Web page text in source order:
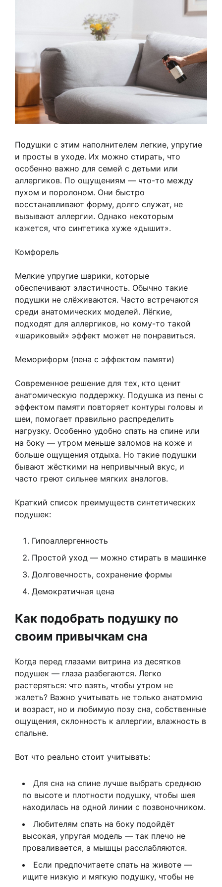
Подушки с этим наполнителем легкие, упругие
и просты в уходе. Их можно стирать, что
особенно важно для семей с детьми или
аллергиков. По ощущениям — что-то между
пухом и поролоном. Они быстро
восстанавливают форму, долго служат, не
вызывают аллергии. Однако некоторым
кажется, что синтетика хуже «дышит».
Комфорель
Мелкие упругие шарики, которые
обеспечивают эластичность. Обычно такие
подушки не слёживаются. Часто встречаются
среди анатомических моделей. Лёгкие,
подходят для аллергиков, но кому-то такой
«шариковый» эффект может не понравиться.
Мемориформ (пена с эффектом памяти)
Современное решение для тех, кто ценит
анатомическую поддержку. Подушка из пены с
эффектом памяти повторяет контуры головы и
шеи, помогает правильно распределить
нагрузку. Особенно удобно спать на спине или
на боку — утром меньше заломов на коже и
больше ощущения отдыха. Но такие подушки
бывают жёсткими на непривычный вкус, и
часто греют сильнее мягких аналогов.
Краткий список преимуществ синтетических
подушек:
Гипоаллергенность
Простой уход — можно стирать в машинке
Долговечность, сохранение формы
Демократичная цена
Как подобрать подушку по
своим привычкам сна
Когда перед глазами витрина из десятков
подушек — глаза разбегаются. Легко
растеряться: что взять, чтобы утром не
жалеть? Важно учитывать не только анатомию
и возраст, но и любимую позу сна, собственные
ощущения, склонность к аллергии, влажность в
спальне.
Вот что реально стоит учитывать:
Для сна на спине лучше выбрать среднюю
по высоте и плотности подушку, чтобы шея
находилась на одной линии с позвоночником.
Любителям спать на боку подойдёт
высокая, упругая модель — так плечо не
проваливается, а мышцы расслабляются.
Если предпочитаете спать на животе —
ищите низкую и мягкую подушку, чтобы не